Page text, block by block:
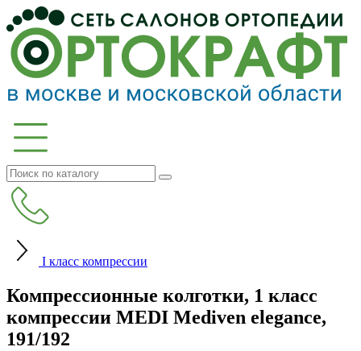
I класс компрессии
Компрессионные колготки, 1 класс
компрессии MEDI Mediven elegance,
191/192